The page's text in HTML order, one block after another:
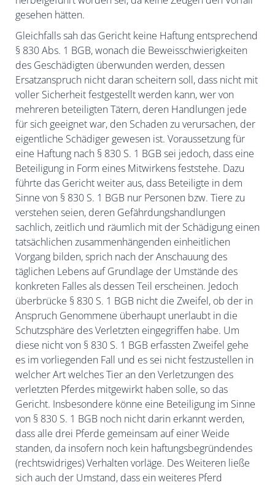
gesehen hätten.
Gleichfalls sah das Gericht keine Haftung entsprechend
§ 830 Abs. 1 BGB, wonach die Beweisschwierigkeiten
des Geschädigten überwunden werden, dessen
Ersatzanspruch nicht daran scheitern soll, dass nicht mit
voller Sicherheit festgestellt werden kann, wer von
mehreren beteiligten Tätern, deren Handlungen jede
für sich geeignet war, den Schaden zu verursachen, der
eigentliche Schädiger gewesen ist. Voraussetzung für
eine Haftung nach § 830 S. 1 BGB sei jedoch, dass eine
Beteiligung in Form eines Mitwirkens feststehe. Dazu
führte das Gericht weiter aus, dass Beteiligte in dem
Sinne von § 830 S. 1 BGB nur Personen bzw. Tiere zu
verstehen seien, deren Gefährdungshandlungen
sachlich, zeitlich und räumlich mit der Schädigung einen
tatsächlichen zusammenhängenden einheitlichen
Vorgang bilden, sprich nach der Anschauung des
täglichen Lebens auf Grundlage der Umstände des
konkreten Falles als dessen Teil erscheinen. Jedoch
überbrücke § 830 S. 1 BGB nicht die Zweifel, ob der in
Anspruch Genommene überhaupt unerlaubt in die
Schutzsphäre des Verletzten eingegriffen habe. Um
diese nicht von § 830 S. 1 BGB erfassten Zweifel gehe
es im vorliegenden Fall und es sei nicht festzustellen in
welcher Art welches Tier an den Verletzungen des
verletzten Pferdes mitgewirkt haben solle, so das
Gericht. Insbesondere könne eine Beteiligung im Sinne
von § 830 S. 1 BGB noch nicht darin erkannt werden,
dass alle drei Pferde gemeinsam auf einer Weide
standen, da insofern noch kein haftungsbegründendes
(rechtswidriges) Verhalten vorläge. Des Weiteren ließe
sich auch der Umstand, dass ein weiteres Pferd